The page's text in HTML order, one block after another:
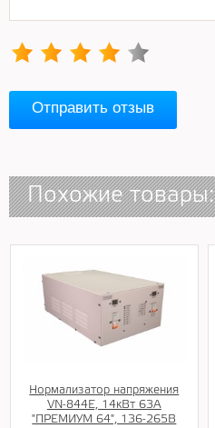
Отправить отзыв
Похожие товары:
Нормализатор напряжения
VN-844E, 14кВт 63А
"ПРЕМИУМ 64", 136-265В